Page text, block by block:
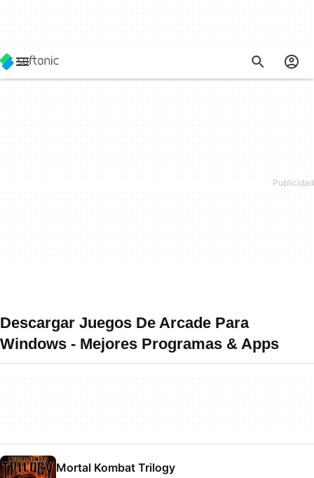
Descargar Juegos De Arcade Para
Windows - Mejores Programas & Apps
Mortal Kombat Trilogy